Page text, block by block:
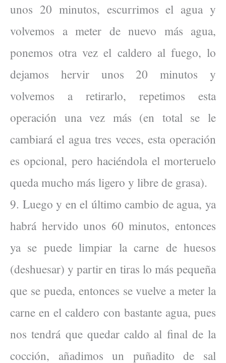
unos 20 minutos, escurrimos el agua y
volvemos a meter de nuevo más agua,
ponemos otra vez el caldero al fuego, lo
dejamos hervir unos 20 minutos y
volvemos a retirarlo, repetimos esta
operación una vez más (en total se le
cambiará el agua tres veces, esta operación
es opcional, pero haciéndola el morteruelo
queda mucho más ligero y libre de grasa).
9. Luego y en el último cambio de agua, ya
habrá hervido unos 60 minutos, entonces
ya se puede limpiar la carne de huesos
(deshuesar) y partir en tiras lo más pequeña
que se pueda, entonces se vuelve a meter la
carne en el caldero con bastante agua, pues
nos tendrá que quedar caldo al final de la
cocción, añadimos un puñadito de sal